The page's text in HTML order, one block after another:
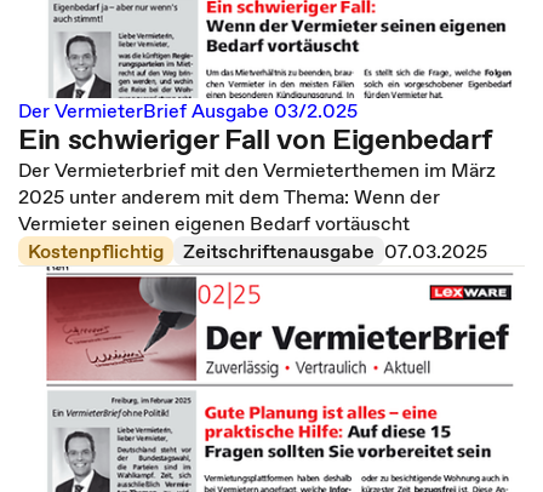
Der VermieterBrief Ausgabe 03/2.025
Ein schwieriger Fall von Eigenbedarf
Der Vermieterbrief mit den Vermieterthemen im März
2025 unter anderem mit dem Thema: Wenn der
Vermieter seinen eigenen Bedarf vortäuscht
Kostenpflichtig
Zeitschriftenausgabe 07.03.2025